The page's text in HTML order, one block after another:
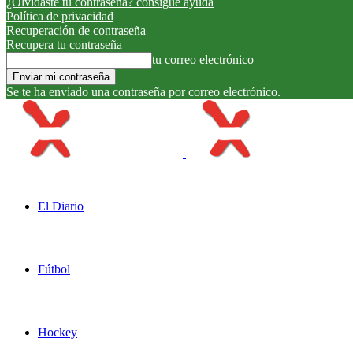
Política de privacidad
Recuperación de contraseña
Recupera tu contraseña
tu correo electrónico
Se te ha enviado una contraseña por correo electrónico.
El Diario
Fútbol
Hockey